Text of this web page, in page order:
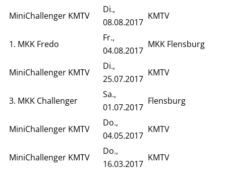
MiniChallenger KMTV
Di.,
08.08.2017
KMTV
1. MKK Fredo
Fr.,
04.08.2017
MKK Flensburg
MiniChallenger KMTV
Di.,
25.07.2017
KMTV
3. MKK Challenger
Sa.,
01.07.2017
Flensburg
MiniChallenger KMTV
Do.,
04.05.2017
KMTV
MiniChallenger KMTV
Do.,
16.03.2017
KMTV